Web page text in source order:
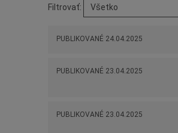
Filtrovať:
PUBLIKOVANÉ 24.04.2025
PUBLIKOVANÉ 23.04.2025
PUBLIKOVANÉ 23.04.2025